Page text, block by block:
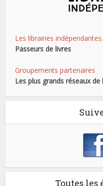
Les librairies indépendantes.
Passeurs de livres
Groupements partenaires
Les plus grands réseaux de
Toutes les